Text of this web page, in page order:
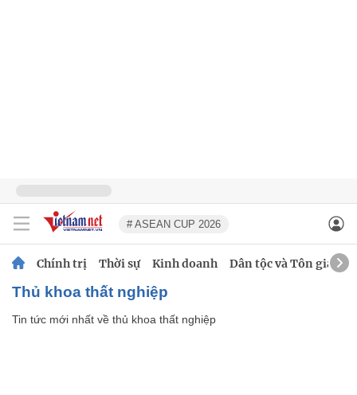
# ASEAN CUP 2026
Chính trị Thời sự Kinh doanh Dân tộc và Tôn giáo
thủ khoa thất nghiệp
Tin tức mới nhất về thủ khoa thất nghiệp